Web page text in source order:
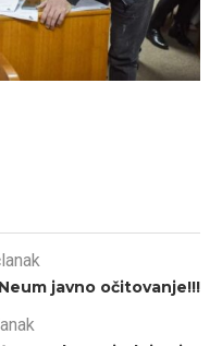
javno očitovanje!!!